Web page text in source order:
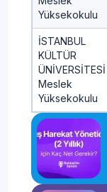
Yüksekokulu
İSTANBUL
KÜLTÜR
ÜNİVERSİTESİ
Meslek
Yüksekokulu